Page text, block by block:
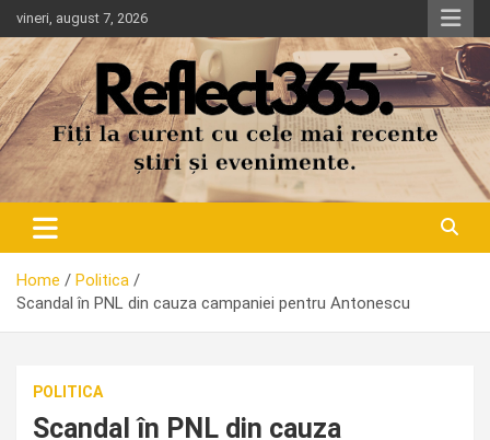
Skip
to
content
vineri, august 7, 2026
Home
Politica
Scandal în PNL din cauza campaniei pentru Antonescu
POLITICA
Scandal în PNL din cauza